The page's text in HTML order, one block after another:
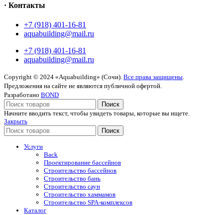
· Контакты
+7 (918) 401-16-81
aquabuilding@mail.ru
+7 (918) 401-16-81
aquabuilding@mail.ru
Copyright © 2024 «Aquabuilding» (Сочи). Все права защищены.
Предложения на сайте не являются публичной офертой.
Разработано BOND
Поиск
Начните вводить текст, чтобы увидеть товары, которые вы ищете.
Закрыть
Поиск
Услуги
Back
Проектирование бассейнов
Строительство бассейнов
Строительство бань
Строительство саун
Строительство хаммамов
Строительство SPA-комплексов
Каталог